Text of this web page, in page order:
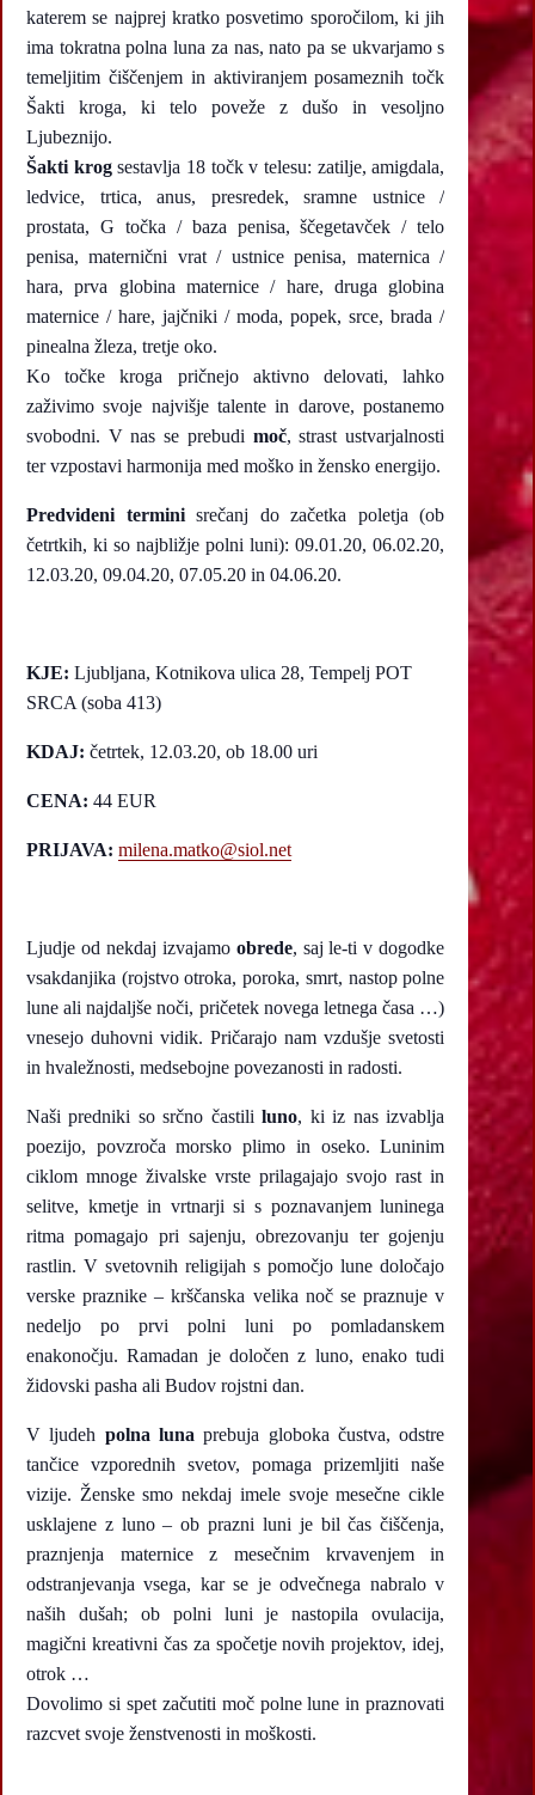
katerem se najprej kratko posvetimo sporočilom, ki jih
ima tokratna polna luna za nas, nato pa se ukvarjamo s
temeljitim čiščenjem in aktiviranjem posameznih točk
Šakti kroga, ki telo poveže z dušo in vesoljno
Ljubeznijo.
Šakti krogsestavlja 18 točk v telesu: zatilje, amigdala,
ledvice, trtica, anus, presredek, sramne ustnice /
prostata, G točka / baza penisa, ščegetavček / telo
penisa, maternični vrat / ustnice penisa, maternica /
hara, prva globina maternice / hare, druga globina
maternice / hare, jajčniki / moda, popek, srce, brada /
pinealna žleza, tretje oko.
Ko točke kroga pričnejo aktivno delovati, lahko
zaživimo svoje najvišje talente in darove, postanemo
svobodni. V nas se prebudi moč, strast ustvarjalnosti
ter vzpostavi harmonija med moško in žensko energijo.
Predvideni terminisrečanj do začetka poletja (ob
četrtkih, ki so najbližje polni luni): 09.01.20, 06.02.20,
12.03.20, 09.04.20, 07.05.20 in 04.06.20.
KJE: Ljubljana, Kotnikova ulica 28, Tempelj POT
SRCA (soba 413)
KDAJ: četrtek, 12.03.20, ob 18.00 uri
CENA: 44 EUR
PRIJAVA: milena.matko@siol.net
Ljudje od nekdaj izvajamo obrede, saj le-ti v dogodke
vsakdanjika (rojstvo otroka, poroka, smrt, nastop polne
lune ali najdaljše noči, pričetek novega letnega časa …)
vnesejo duhovni vidik. Pričarajo nam vzdušje svetosti
in hvaležnosti, medsebojne povezanosti in radosti.
Naši predniki so srčno častililuno, ki iz nas izvablja
poezijo, povzroča morsko plimo in oseko. Luninim
ciklom mnoge živalske vrste prilagajajo svojo rast in
selitve, kmetje in vrtnarji si s poznavanjem luninega
ritma pomagajo pri sajenju, obrezovanju ter gojenju
rastlin. V svetovnih religijah s pomočjo lune določajo
verske praznike – krščanska velika noč se praznuje v
nedeljo po prvi polni luni po pomladanskem
enakonočju. Ramadan je določen z luno, enako tudi
židovski pasha ali Budov rojstni dan.
V ljudeh polna luna prebuja globoka čustva, odstre
tančice vzporednih svetov, pomaga prizemljiti naše
vizije. Ženske smo nekdaj imele svoje mesečne cikle
usklajene z luno – ob prazni luni je bil čas čiščenja,
praznjenja maternice z mesečnim krvavenjem in
odstranjevanja vsega, kar se je odvečnega nabralo v
naših dušah; ob polni luni je nastopila ovulacija,
magični kreativni čas za spočetje novih projektov, idej,
otrok …
Dovolimo si spet začutiti moč polne lune in praznovati
razcvet svoje ženstvenosti in moškosti.